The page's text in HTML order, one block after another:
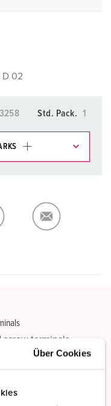
Über Cookies
D 02
Std. Pack. 1
ADD
screw terminals